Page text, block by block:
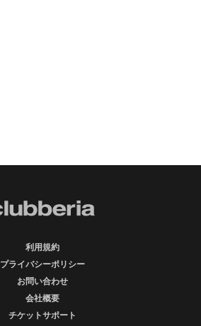
利用規約
プライバシーポリシー
お問い合わせ
会社概要
チケットサポート